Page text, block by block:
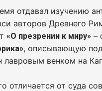
отдавал изучению
авторов Древнего
«О презрении к миру» –
, описывающую
лавровым венком на
отличается от суда